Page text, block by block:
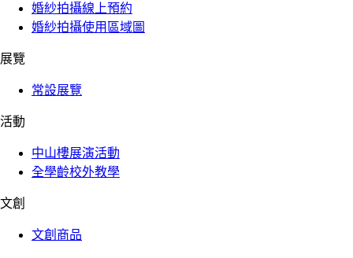
婚紗拍攝線上預約
婚紗拍攝使用區域圖
展覽
常設展覽
活動
中山樓展演活動
全學齡校外教學
文創
文創商品